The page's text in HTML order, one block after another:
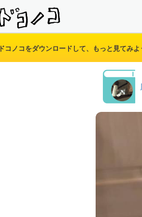
ドコノコをダウンロードして、もっと見てみ